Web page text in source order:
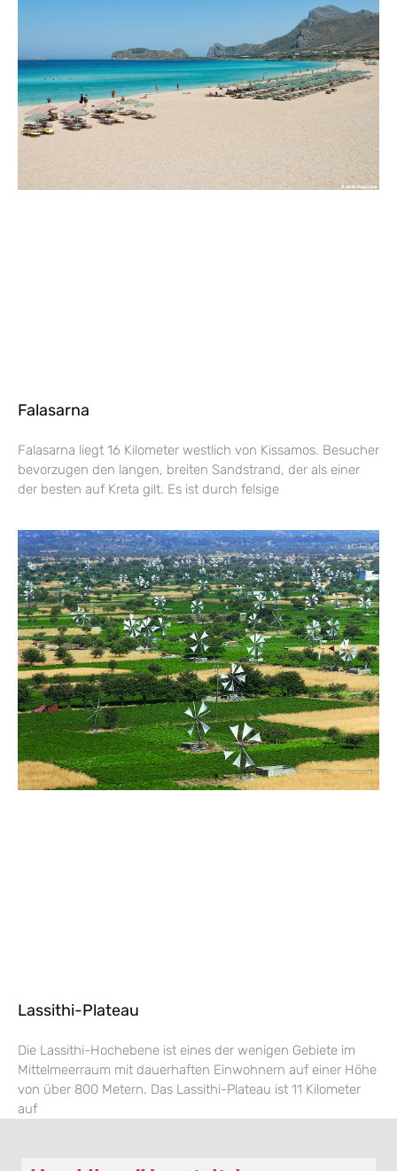
Falasarna
Falasarna liegt 16 Kilometer westlich von Kissamos. Besucher
bevorzugen den langen, breiten Sandstrand, der als einer
der besten auf Kreta gilt. Es ist durch felsige
Lassithi-Plateau
Die Lassithi-Hochebene ist eines der wenigen Gebiete im
Mittelmeerraum mit dauerhaften Einwohnern auf einer Höhe
von über 800 Metern. Das Lassithi-Plateau ist 11 Kilometer
auf